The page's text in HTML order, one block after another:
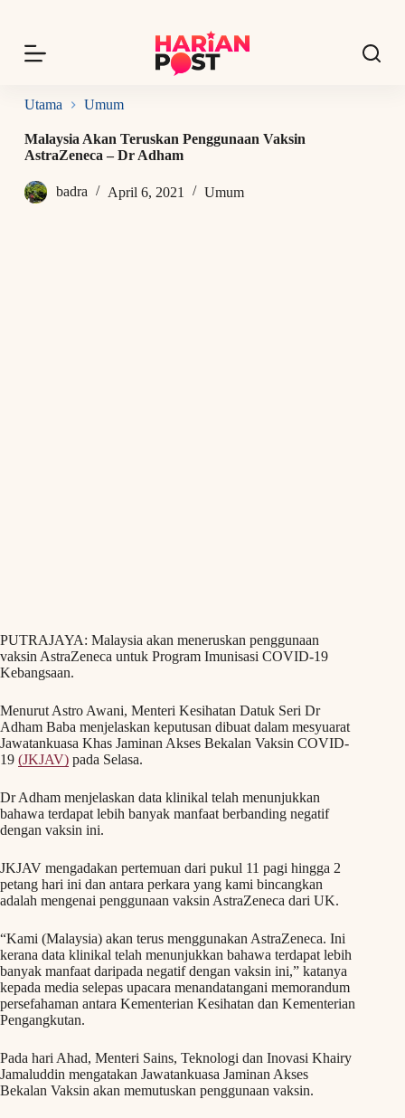
p
o
o
n
n
Utama Umum
Malaysia Akan Teruskan Penggunaan Vaksin
AstraZeneca – Dr Adham
badra April 6, 2021 Umum
PUTRAJAYA: Malaysia akan meneruskan penggunaan
vaksin AstraZeneca untuk Program Imunisasi COVID-19
Kebangsaan.
Menurut Astro Awani, Menteri Kesihatan Datuk Seri Dr
Adham Baba menjelaskan keputusan dibuat dalam mesyuarat
Jawatankuasa Khas Jaminan Akses Bekalan Vaksin COVID-
19 (JKJAV) pada Selasa.
Dr Adham menjelaskan data klinikal telah menunjukkan
bahawa terdapat lebih banyak manfaat berbanding negatif
dengan vaksin ini.
JKJAV mengadakan pertemuan dari pukul 11 ​​pagi hingga 2
petang hari ini dan antara perkara yang kami bincangkan
adalah mengenai penggunaan vaksin AstraZeneca dari UK.
“Kami (Malaysia) akan terus menggunakan AstraZeneca. Ini
kerana data klinikal telah menunjukkan bahawa terdapat lebih
banyak manfaat daripada negatif dengan vaksin ini,” katanya
kepada media selepas upacara menandatangani memorandum
persefahaman antara Kementerian Kesihatan dan Kementerian
Pengangkutan.
Pada hari Ahad, Menteri Sains, Teknologi dan Inovasi Khairy
Jamaluddin mengatakan Jawatankuasa Jaminan Akses
Bekalan Vaksin akan memutuskan penggunaan vaksin.